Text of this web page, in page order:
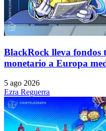
BlackRock lleva fondos
monetario a Europa
5 ago 2026
Ezra Reguerra